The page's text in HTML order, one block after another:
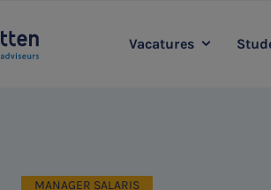
Vacatures
Belastingadvies
MANAGER SALARIS